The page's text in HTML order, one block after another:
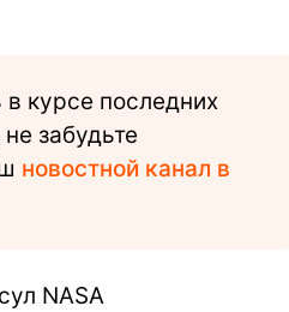
курсе последних
забудьте
новостной канал в
NASA